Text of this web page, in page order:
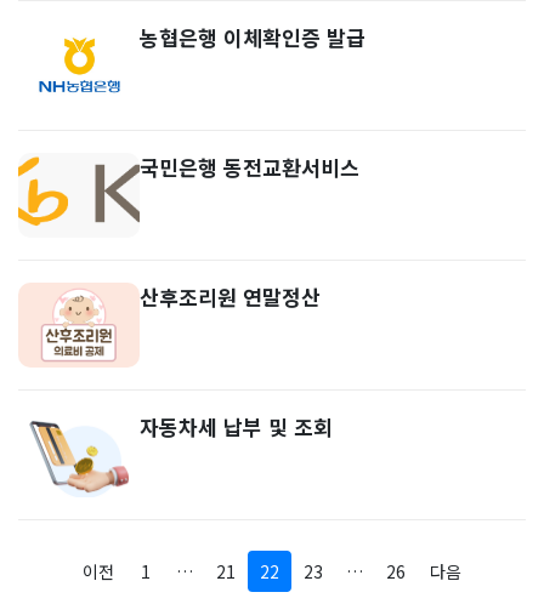
농협은행 이체확인증 발급
국민은행 동전교환서비스
산후조리원 연말정산
자동차세 납부 및 조회
이전 1 … 21 22 23 … 26 다음